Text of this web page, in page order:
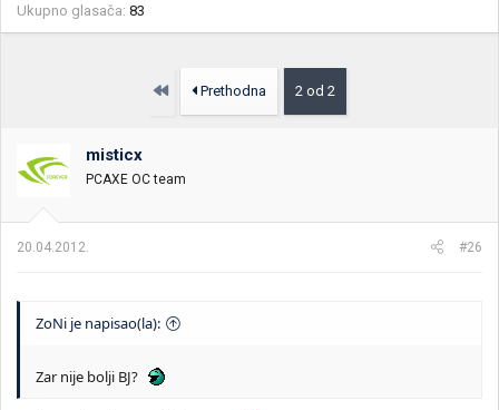
Ukupno glasača 83
Prvo Prethodna 2 od 2
misticx
PCAXE OC team
20.04.2012. #26
ZoNi je napisao(la):
Zar nije bolji BJ?